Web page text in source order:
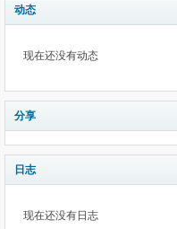
动态
现在还没有动态
分享
日志
现在还没有日志